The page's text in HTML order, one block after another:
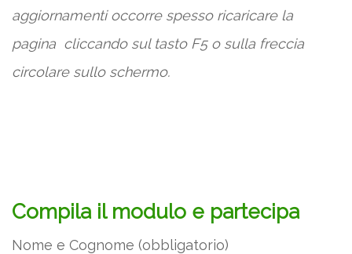
aggiornamenti occorre spesso ricaricare la
pagina cliccando sul tasto F5 o sulla freccia
circolare sullo schermo.
Compila il modulo e partecipa
Nome e Cognome (obbligatorio)